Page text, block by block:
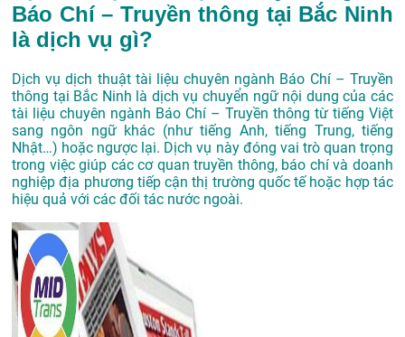
Báo Chí – Truyền thông tại Bắc Ninh
là dịch vụ gì?
Dịch vụ dịch thuật tài liệu chuyên ngành Báo Chí – Truyền
thông tại Bắc Ninh là dịch vụ chuyển ngữ nội dung của các
tài liệu chuyên ngành Báo Chí – Truyền thông từ tiếng Việt
sang ngôn ngữ khác (như tiếng Anh, tiếng Trung, tiếng
Nhật…) hoặc ngược lại. Dịch vụ này đóng vai trò quan trọng
trong việc giúp các cơ quan truyền thông, báo chí và doanh
nghiệp địa phương tiếp cận thị trường quốc tế hoặc hợp tác
hiệu quả với các đối tác nước ngoài.